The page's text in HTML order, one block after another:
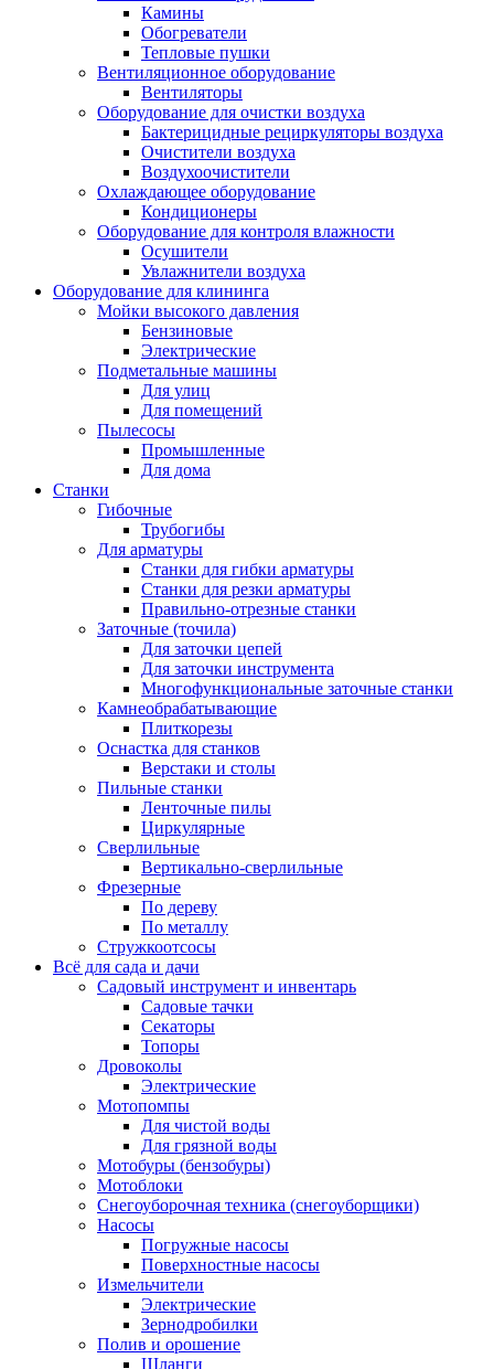
Камины
Обогреватели
Тепловые пушки
Вентиляционное оборудование
Вентиляторы
Оборудование для очистки воздуха
Бактерицидные рециркуляторы воздуха
Очистители воздуха
Воздухоочистители
Охлаждающее оборудование
Кондиционеры
Оборудование для контроля влажности
Осушители
Увлажнители воздуха
Оборудование для клининга
Мойки высокого давления
Бензиновые
Электрические
Подметальные машины
Для улиц
Для помещений
Пылесосы
Промышленные
Для дома
Станки
Гибочные
Трубогибы
Для арматуры
Станки для гибки арматуры
Станки для резки арматуры
Правильно-отрезные станки
Заточные (точила)
Для заточки цепей
Для заточки инструмента
Многофункциональные заточные станки
Камнеобрабатывающие
Плиткорезы
Оснастка для станков
Верстаки и столы
Пильные станки
Ленточные пилы
Циркулярные
Сверлильные
Вертикально-сверлильные
Фрезерные
По дереву
По металлу
Стружкоотсосы
Всё для сада и дачи
Садовый инструмент и инвентарь
Садовые тачки
Секаторы
Топоры
Дровоколы
Электрические
Мотопомпы
Для чистой воды
Для грязной воды
Мотобуры (бензобуры)
Мотоблоки
Снегоуборочная техника (снегоуборщики)
Насосы
Погружные насосы
Поверхностные насосы
Измельчители
Электрические
Зернодробилки
Полив и орошение
Шланги